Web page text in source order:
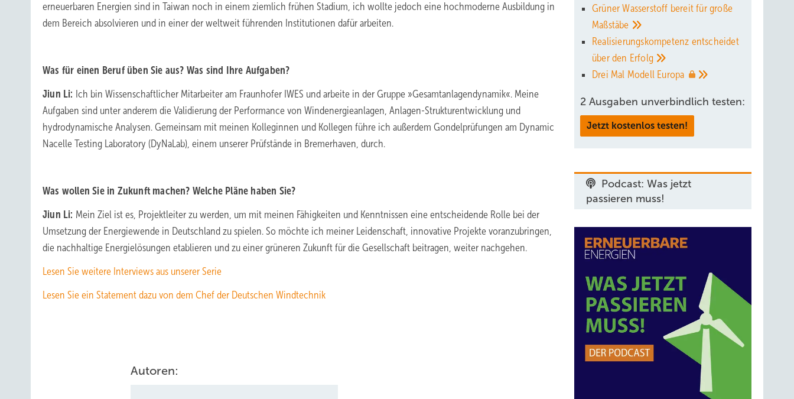
erneuerbaren Energien sind in Taiwan noch in einem ziemlich frühen Stadium, ich wollte jedoch eine hochmoderne Ausbildung in
dem Bereich absolvieren und in einer der weltweit führenden Institutionen dafür arbeiten.
Was für einen Beruf üben Sie aus? Was sind Ihre Aufgaben?
Jiun Li: Ich bin Wissenschaftlicher Mitarbeiter am Fraunhofer IWES und arbeite in der Gruppe »Gesamtanlagendynamik«. Meine
Aufgaben sind unter anderem die Validierung der Performance von Windenergieanlagen, Anlagen-Strukturentwicklung und
hydrodynamische Analysen. Gemeinsam mit meinen Kolleginnen und Kollegen führe ich außerdem Gondelprüfungen am Dynamic
Nacelle Testing Laboratory (DyNaLab), einem unserer Prüfstände in Bremerhaven, durch.
Was wollen Sie in Zukunft machen? Welche Pläne haben Sie?
Jiun Li: Mein Ziel ist es, Projektleiter zu werden, um mit meinen Fähigkeiten und Kenntnissen eine entscheidende Rolle bei der
Umsetzung der Energiewende in Deutschland zu spielen. So möchte ich meiner Leidenschaft, innovative Projekte voranzubringen,
die nachhaltige Energielösungen etablieren und zu einer grüneren Zukunft für die Gesellschaft beitragen, weiter nachgehen.
Lesen Sie weitere Interviews aus unserer Serie
Lesen Sie ein Statement dazu von dem Chef der Deutschen Windtechnik
Autoren:
Grüner Wasserstoff bereit für große
Maßstäbe
Realisierungskompetenz entscheidet
über den Erfolg
Drei Mal Modell Europa
2 Ausgaben unverbindlich testen:
Jetzt kostenlos testen!
Podcast: Was jetzt
passieren muss!